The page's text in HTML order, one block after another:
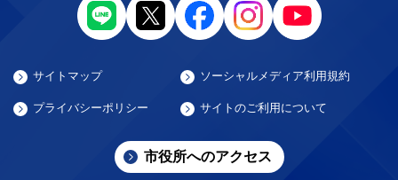
サイトマップ ソーシャルメディア利用規約
プライバシーポリシー サイトのご利用について
市役所へのアクセス